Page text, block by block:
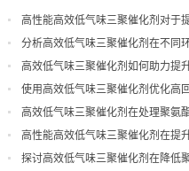
高性能高效低气味三聚催化剂对于
分析高效低气味三聚催化剂在不同
现
高效低气味三聚催化剂如何助力提
量
使用高效低气味三聚催化剂优化高
高效低气味三聚催化剂在处理聚氨
导
高性能高效低气味三聚催化剂在提
探讨高效低气味三聚催化剂在降低